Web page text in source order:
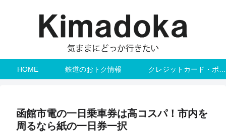
HOME 鉄道のおトク情報
函館市電の一日乗車券は高コスパ！市内を
周るなら紙の一日券一択